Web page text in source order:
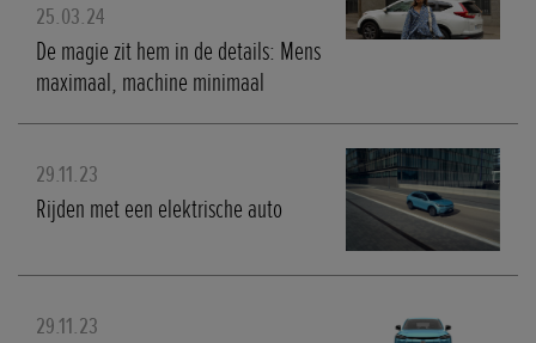
25.03.24
De magie zit hem in de details: Mens
maximaal, machine minimaal
29.11.23
Rijden met een elektrische auto
29.11.23